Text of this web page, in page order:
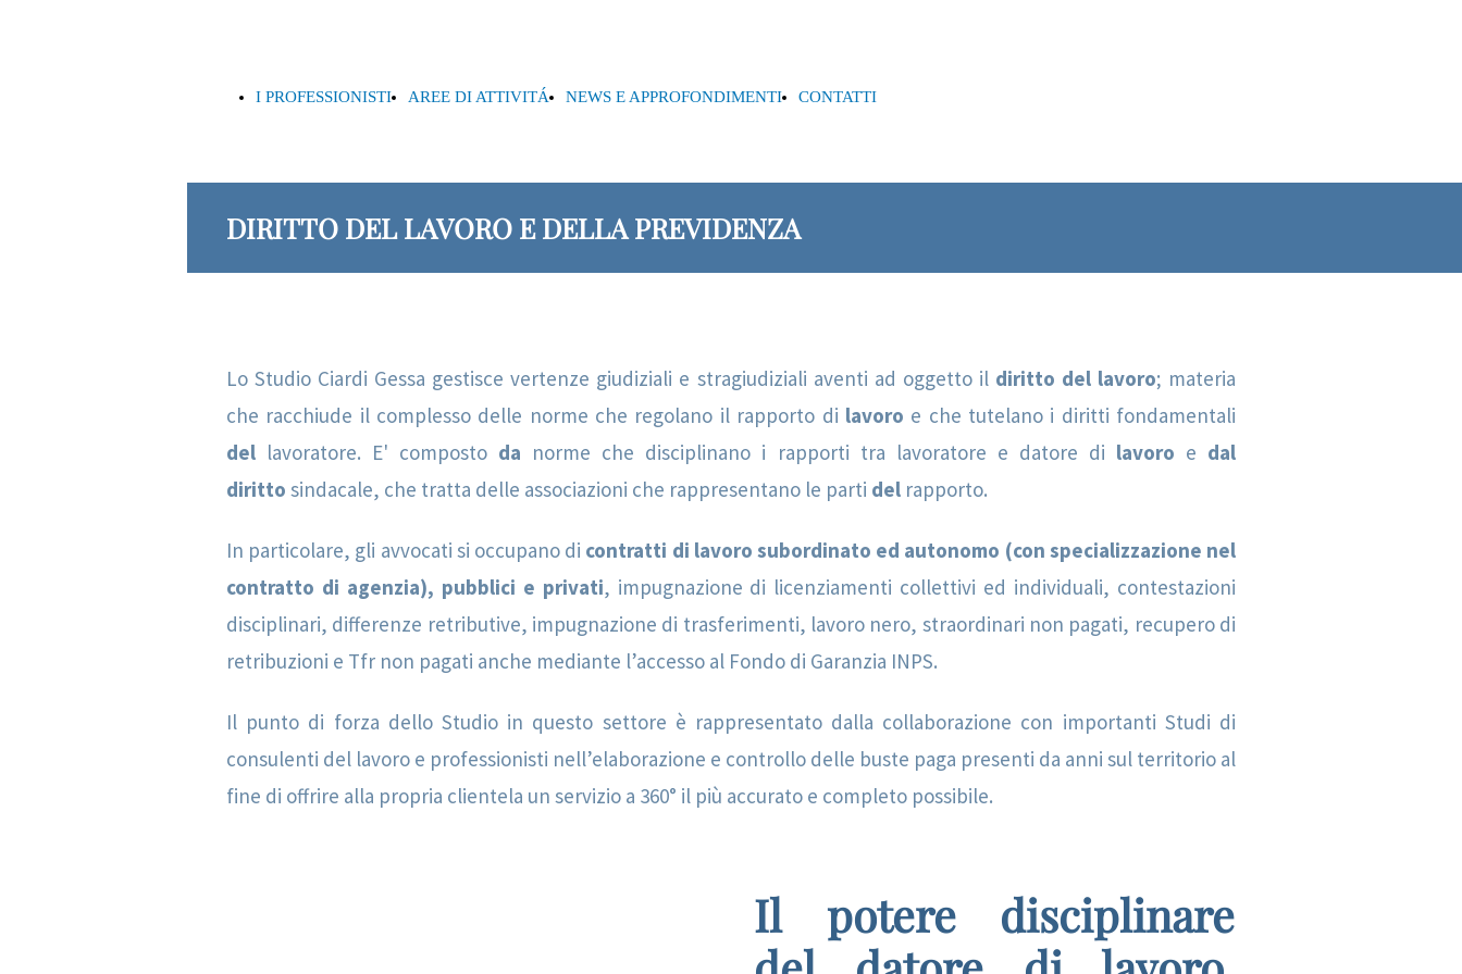
I PROFESSIONISTI AREE DI ATTIVITÁ NEWS E APPROFONDIMENTI CONTATTI
DIRITTO DEL LAVORO E DELLA PREVIDENZA
Lo Studio Ciardi Gessa gestisce vertenze giudiziali e stragiudiziali aventi ad oggetto il diritto del lavoro; materia
che racchiude il complesso delle norme che regolano il rapporto di lavoro e che tutelano i diritti fondamentali
del lavoratore. E' composto da norme che disciplinano i rapporti tra lavoratore e datore di lavoro e dal
diritto sindacale, che tratta delle associazioni che rappresentano le parti del rapporto.
In particolare, gli avvocati si occupano di contratti di lavoro subordinato ed autonomo (con specializzazione nel
contratto di agenzia), pubblici e privati, impugnazione di licenziamenti collettivi ed individuali, contestazioni
disciplinari, differenze retributive, impugnazione di trasferimenti, lavoro nero, straordinari non pagati, recupero di
retribuzioni e Tfr non pagati anche mediante l’accesso al Fondo di Garanzia INPS.
Il punto di forza dello Studio in questo settore è rappresentato dalla collaborazione con importanti Studi di
consulenti del lavoro e professionisti nell’elaborazione e controllo delle buste paga presenti da anni sul territorio al
fine di offrire alla propria clientela un servizio a 360° il più accurato e completo possibile.
Il potere disciplinare